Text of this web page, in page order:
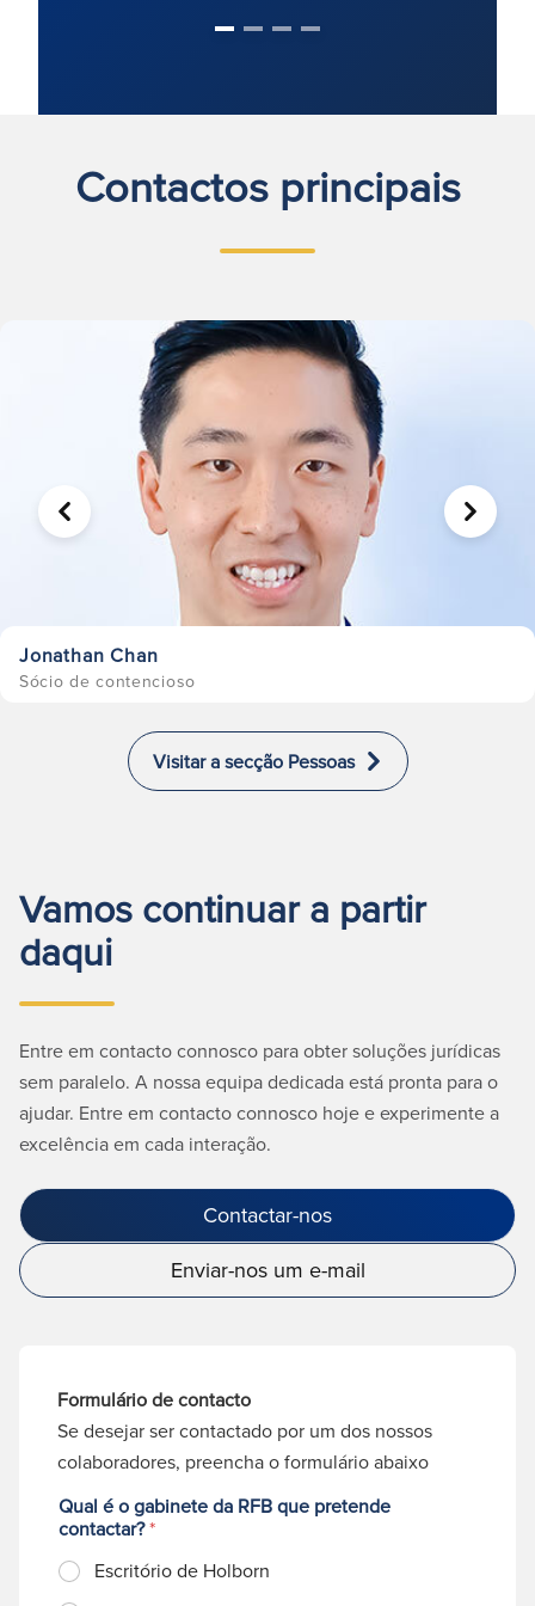
Contactos principais
Jonathan Chan
Sócio de contencioso
ANTERIOR
Visitar a secção Pessoas
Vamos continuar a partir
daqui
Entre em contacto connosco para obter soluções jurídicas
sem paralelo. A nossa equipa dedicada está pronta para o
ajudar. Entre em contacto connosco hoje e experimente a
excelência em cada interação.
Contactar-nos
Enviar-nos um e-mail
Formulário de contacto
Se desejar ser contactado por um dos nossos
colaboradores, preencha o formulário abaixo
Qual é o gabinete da RFB que pretende
contactar?*
Escritório de Holborn